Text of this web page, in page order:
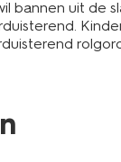
bannen uit de